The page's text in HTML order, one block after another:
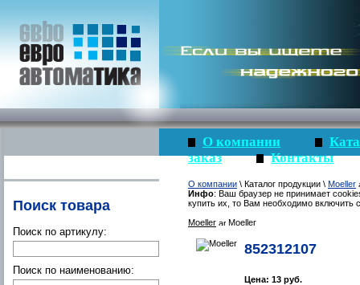
Поиск товара
Поиск по артикулу:
Поиск по наименованию:
О компании
заказ
Контакты
О компании \ Каталог продукции \ Moeller
Инфо: Ваш браузер не принимает
купить их, то Вам необходимо включить
Moeller
Moeller
852312107
Цена: 13 руб.